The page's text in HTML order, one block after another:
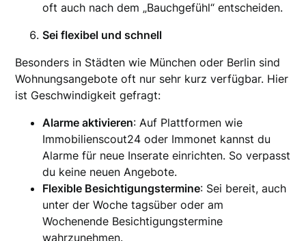
oft auch nach dem „Bauchgefühl“ entscheiden.
Sei flexibel und schnell
Besonders in Städten wie München oder Berlin sind
Wohnungsangebote oft nur sehr kurz verfügbar. Hier
ist Geschwindigkeit gefragt:
Alarme aktivieren: Auf Plattformen wie
Immobilienscout24 oder Immonet kannst du
Alarme für neue Inserate einrichten. So verpasst
du keine neuen Angebote.
Flexible Besichtigungstermine: Sei bereit, auch
unter der Woche tagsüber oder am
Wochenende Besichtigungstermine
wahrzunehmen.